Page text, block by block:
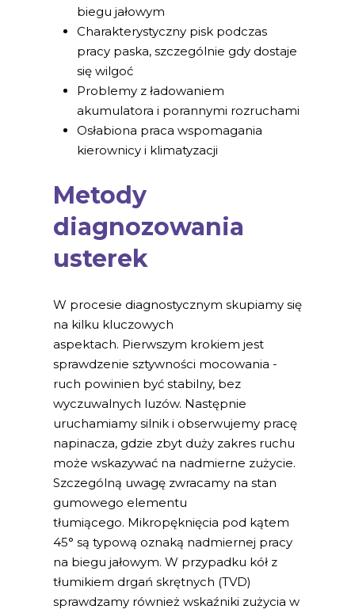
biegu jałowym
Charakterystyczny pisk podczas
pracy paska, szczególnie gdy dostaje
się wilgoć
Problemy z ładowaniem
akumulatora i porannymi rozruchami
Osłabiona praca wspomagania
kierownicy i klimatyzacji
Metody
diagnozowania
usterek
W procesie diagnostycznym skupiamy się
na kilku kluczowych
aspektach. Pierwszym krokiem jest
sprawdzenie sztywności mocowania -
ruch powinien być stabilny, bez
wyczuwalnych luzów. Następnie
uruchamiamy silnik i obserwujemy pracę
napinacza, gdzie zbyt duży zakres ruchu
może wskazywać na nadmierne zużycie.
Szczególną uwagę zwracamy na stan
gumowego elementu
tłumiącego. Mikropęknięcia pod kątem
45° są typową oznaką nadmiernej pracy
na biegu jałowym. W przypadku kół z
tłumikiem drgań skrętnych (TVD)
sprawdzamy również wskaźniki zużycia w